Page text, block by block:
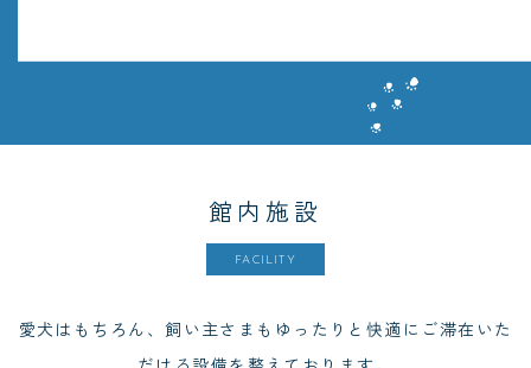
館内施設
FACILITY
愛犬はもちろん、飼い主さまもゆったりと快適にご滞在いた